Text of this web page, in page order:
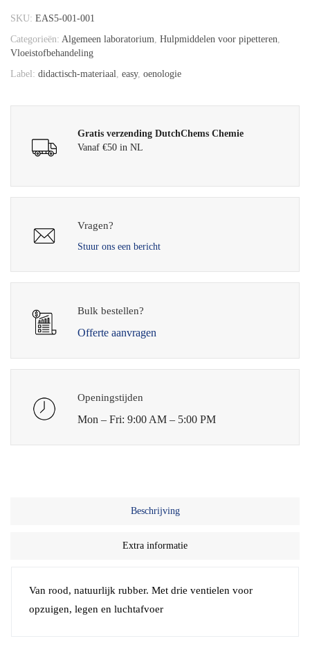
SKU: EAS5-001-001
Categorieën: Algemeen laboratorium, Hulpmiddelen voor pipetteren,
Vloeistofbehandeling
Label: didactisch-materiaal, easy, oenologie
Gratis verzending DutchChems Chemie
Vanaf €50 in NL
Vragen?
Stuur ons een bericht
Bulk bestellen?
Offerte aanvragen
Openingstijden
Mon – Fri: 9:00 AM – 5:00 PM
Beschrijving
Extra informatie
Van rood, natuurlijk rubber. Met drie ventielen voor
opzuigen, legen en luchtafvoer